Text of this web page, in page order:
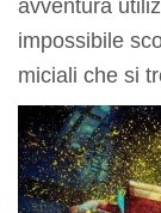
avventura
impossibile
miciali che si